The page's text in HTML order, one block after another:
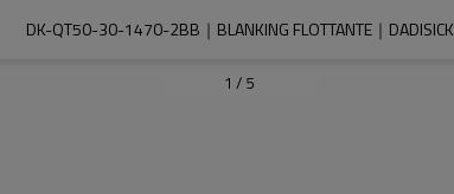
DK-QT50-30-1470-2BB｜BLANKING FLOTTANTE｜DADISICK
1 / 5